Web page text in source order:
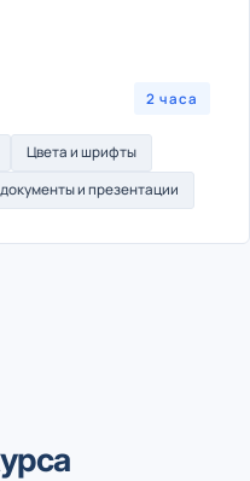
2 часа
Цвета и шрифты
и презентации